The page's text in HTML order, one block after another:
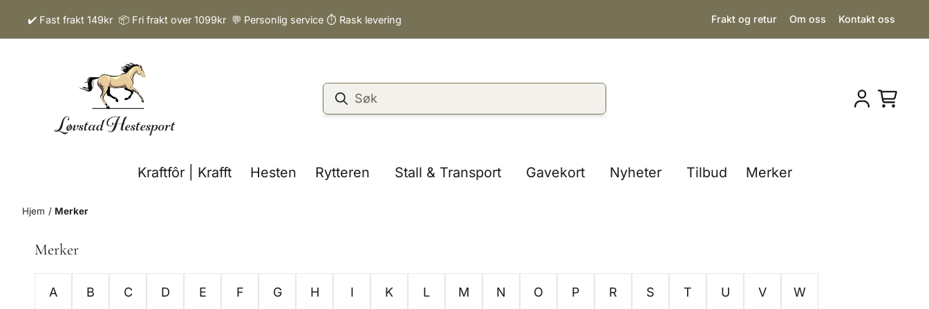
Hopp til innhold
✔️ Fast frakt 149kr 📦 Fri frakt over 1099kr 💬 Personlig service ⏱️ Rask levering Frakt og retur Om oss Kontakt oss
Kraftfôr | Krafft Hesten Rytteren Stall & Transport Gavekort Nyheter Tilbud Merker
Hjem / Merker
Merker
A B C D E F G H I K L M N O P R S T U V W